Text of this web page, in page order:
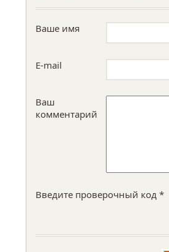
Ваше имя
E-mail
Ваш
комментарий
Введите проверочный код *